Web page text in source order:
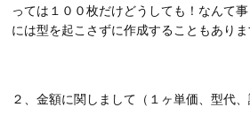
っては１００枚だけどうしても！なんて
には型を起こさずに作成することもありま
２、金額に関しまして（１ヶ単価、型代、